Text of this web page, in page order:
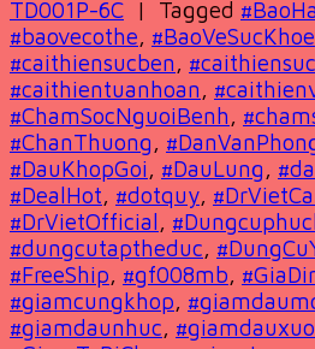
TD001P-6C | Tagged
#baovecothe, #BaoVeSucKhoe
#caithiensucben,
#caithientuanhoan,
#ChamSocNguoiBenh,
#ChanThuong,
#DauKhopGoi, #DauLung,
#DealHot, #dotquy,
#DrVietOfficial,
#dungcutaptheduc,
#FreeShip, #gf008mb,
#giamcungkhop,
#giamdaunhuc,